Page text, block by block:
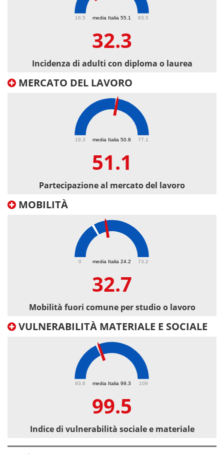
media Italia 55.1
16.5 83.5
32.3
Incidenza di adulti con diploma o laurea
MERCATO DEL LAVORO
media Italia 50.8
19.3 77.1
51.1
Partecipazione al mercato del lavoro
MOBILITÀ
media Italia 24.2
0 73.2
32.7
Mobilità fuori comune per studio o lavoro
VULNERABILITÀ MATERIALE E SOCIALE
media Italia 99.3
93.6 109
99.5
Indice di vulnerabilità sociale e materiale